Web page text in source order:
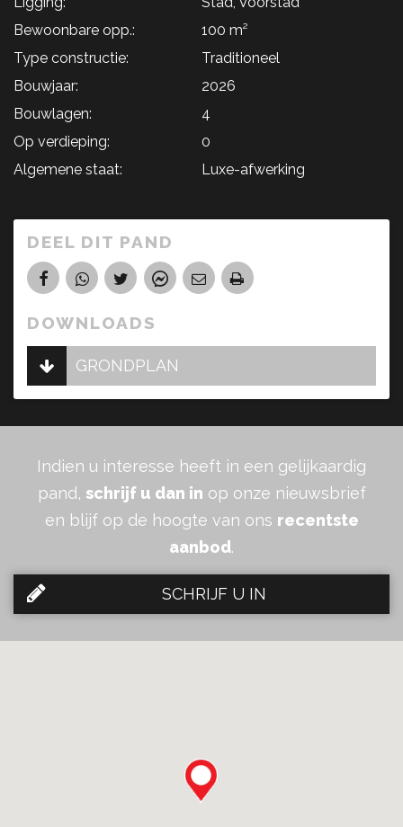
Bewoonbare opp.:
100 m²
Type constructie:
Traditioneel
Bouwjaar:
2026
Bouwlagen:
4
Op verdieping:
0
Algemene staat:
Luxe-afwerking
DEEL DIT PAND
DOWNLOADS
GRONDPLAN
Indien u interesse heeft in een gelijkaardig
pand, schrijf u dan in op onze nieuwsbrief
en blijf op de hoogte van ons recentste
aanbod.
SCHRIJF U IN